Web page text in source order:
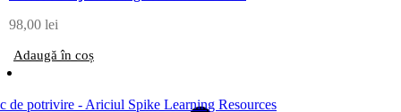
98,00 lei
Adaugă în coș